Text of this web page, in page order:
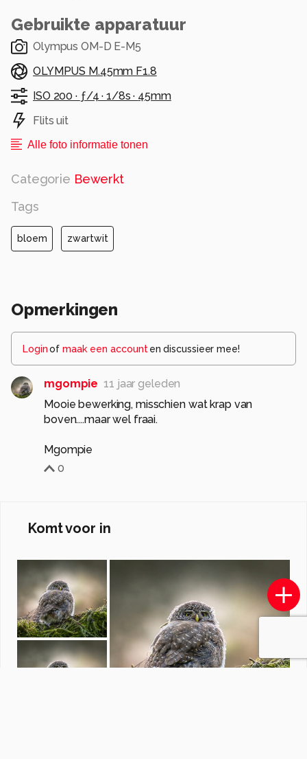
Gebruikte apparatuur
Olympus OM-D E-M5
OLYMPUS M.45mm F1.8
ISO 200 · ƒ/4 ·1/8s · 45mm
Flits uit
Alle foto informatie tonen
Categorie Bewerkt
Tags
bloem zwartwit
Opmerkingen
Loginof maak een account en discussieer mee!
mgompie 11 jaar geleden
Mooie bewerking, misschien wat krap van
boven....maar wel fraai.
Mgompie
0
Komt voor in